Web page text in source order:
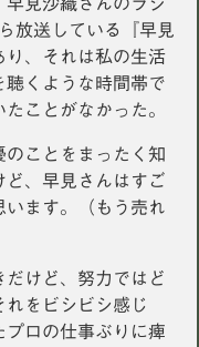
放送している『早見
、それは私の生活
聴くような時間帯で
ことがなかった。
ことをまったく知
ど、早見さんはすご
います。（もう売れ
けど、努力ではど
をビシビシ感じ
プロの仕事ぶりに痺